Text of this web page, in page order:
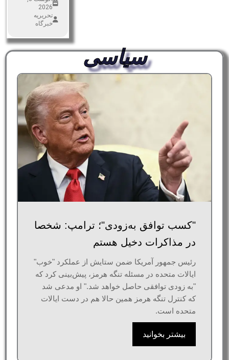
2026
تحریریه
خبرگاه
سیاسی
"کسب توافق به‌زودی"؛ ترامپ: شخصا
در مذاکرات دخیل هستم
رئیس جمهور آمریکا ضمن ستایش از عملکرد "خوب"
ایالات متحده در مسئله تنگه هرمز، پیش‌بینی کرد که
"به زودی توافقی حاصل خواهد شد." او مدعی شد
که کنترل تنگه هرمز همین حالا هم در دست ایالات
متحده است.
بیشتر بخوانید